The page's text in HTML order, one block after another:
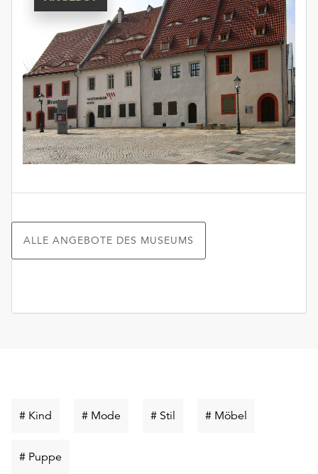
ALLE ANGEBOTE DES MUSEUMS
# Kind Schlüsselwort
# Mode Schlüsselwort
# Stil Schlüsselwort
# Möbel
# Puppe